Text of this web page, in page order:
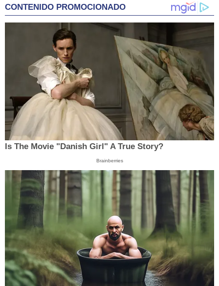
CONTENIDO PROMOCIONADO
Is The Movie "Danish Girl" A True Story?
Brainberries